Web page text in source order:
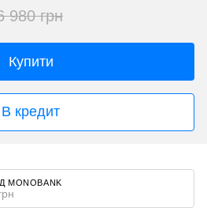
980 грн
Купити
В кредит